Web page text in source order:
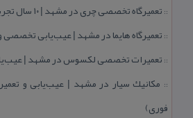
:: تعمیرگاه تخصصی چری در مشهد | ۱۰ سال تجربه و امداد خودرو
:: تعمیرگاه هایما در مشهد | عیب‌یابی تخصصی
:: تعمیرات تخصصی لكسوس در مشهد |
:: مكانیك سیار در مشهد | عیب‌یابی و
فوری)